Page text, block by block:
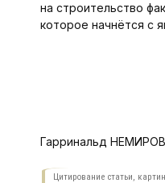
на строительство
которое начнётся с
Гарринальд
Цитирование статьи,